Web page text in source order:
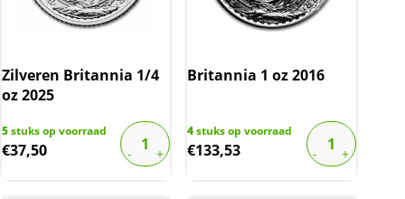
Zilveren Britannia 1/4
oz 2025
5stuks op voorraad
€37,50
Britannia 1 oz 2016
4stuks op voorraad
€133,53